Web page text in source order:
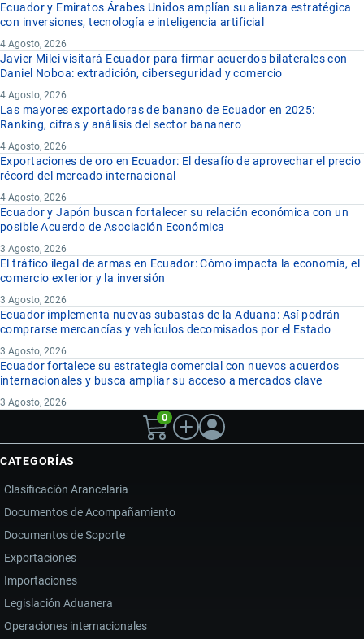
Ecuador y Emiratos Árabes Unidos amplían su alianza estratégica
con inversiones, tecnología e inteligencia artificial
4 Agosto, 2026
Javier Milei visitará Ecuador para firmar acuerdos bilaterales con
Daniel Noboa: extradición, ciberseguridad y comercio
4 Agosto, 2026
Las mayores exportadoras de banano de Ecuador en 2025:
Ranking, cifras y análisis del sector bananero
4 Agosto, 2026
Exportaciones de oro en Ecuador: El desafío de aprovechar el precio
récord del mercado internacional
4 Agosto, 2026
Ecuador y Japón buscan fortalecer su relación económica con un
posible Acuerdo de Asociación Económica
3 Agosto, 2026
El tráfico ilegal de armas en Ecuador: Cómo impacta la economía, el
comercio exterior y la inversión
3 Agosto, 2026
Ecuador implementa nuevas subastas de la Aduana: Así podrán
comprarse mercancías y vehículos decomisados por el Estado
3 Agosto, 2026
Ecuador fortalece su estrategia comercial con nuevos acuerdos
internacionales y busca ampliar su acceso a mercados clave
3 Agosto, 2026
0
CATEGORÍAS
Clasificación Arancelaria
Documentos de Acompañamiento
Documentos de Soporte
Exportaciones
Importaciones
Legislación Aduanera
Operaciones internacionales